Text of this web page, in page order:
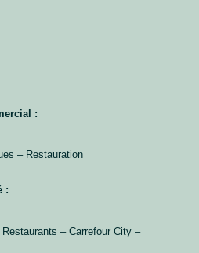
:
– Restauration
:
– Carrefour City –